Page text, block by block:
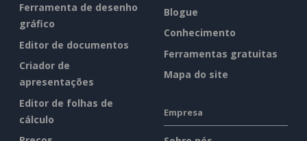
Ferramenta de desenho
gráfico
Editor de documentos
Criador de
apresentações
Editor de folhas de
cálculo
Blogue
Conhecimento
Ferramentas gratuitas
Mapa do site
Empresa